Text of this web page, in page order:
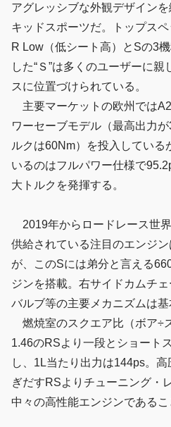
アグレッシブな外観デザイン
キッドスポーツだ。トップス
R Low（低シート高）とSの3
した“Ｓ”は多くのユーザーに
スに位置づけられている。
主要マーケットの欧州では
ワーセーブモデル（最高出力
ルクは60Nm）を投入している
いるのはフルパワー仕様で
大トルクを発揮する。
2019年からロードレース世
供給されている注目のエンジ
が、このSには弟分と言える
ジンを搭載。右サイドカムチ
バルブ等の主要メカニズムは基
燃焼室のスクエア比（ボア÷
1.46のRSより一段とショート
し、1L当たり出力は144ps。
ぎだすRSよりチューニング・
中々の高性能エンジンであるこ